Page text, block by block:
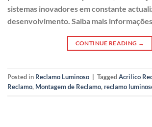
sistemas inovadores em constante
desenvolvimento. Saiba mais
CONTINUE READING →
Posted in Reclamo Luminoso TaggedAcrilico
Reclamo, Montagem de Reclamo,reclamo